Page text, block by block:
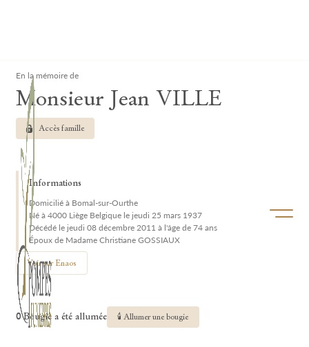
Ouvrir/
En la mémoire de
Monsieur Jean VILLE
Accès famille
Informations
Domicilié à Bomal-sur-Ourthe
Né à 4000 Liège Belgique le jeudi 25 mars 1937
Décédé le jeudi 08 décembre 2011 à l'âge de 74 ans
Époux de Madame Christiane GOSSIAUX
Voir sur Enaos
0 Bougie a été allumée 🕯 Allumer une bougie